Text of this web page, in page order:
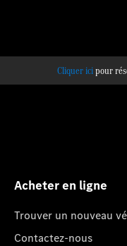
pour
Acheter en ligne
Trouver un nouveau
Contactez-nous